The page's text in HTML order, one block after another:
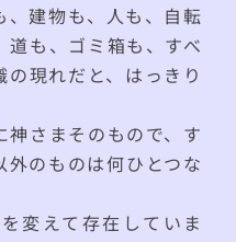
、建物も、人も、自転
も、ゴミ箱も、すべ
現れだと、はっきり
さまそのもので、す
のものは何ひとつな
変えて存在していま